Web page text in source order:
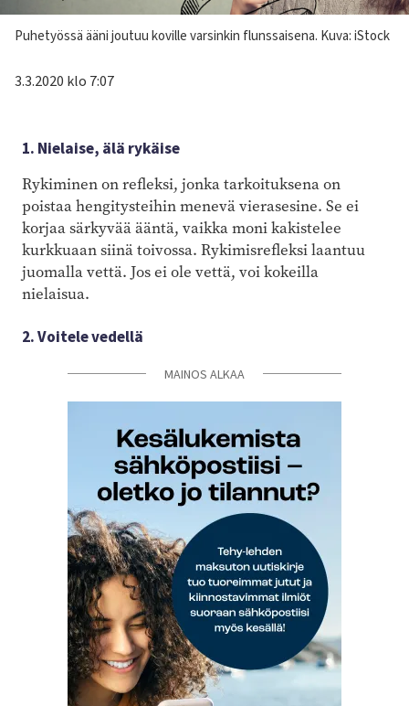
Kuvateksti
Puhetyössä ääni joutuu koville varsinkin flunssaisena. Kuva: iStock
3.3.2020 klo 7:07
1. Nielaise, älä rykäise
Rykiminen on refleksi, jonka tarkoituksena on
poistaa hengitysteihin menevä vierasesine. Se ei
korjaa särkyvää ääntä, vaikka moni kakistelee
kurkkuaan siinä toivossa. Rykimisrefleksi laantuu
juomalla vettä. Jos ei ole vettä, voi kokeilla
nielaisua.
2. Voitele vedellä
MAINOS ALKAA